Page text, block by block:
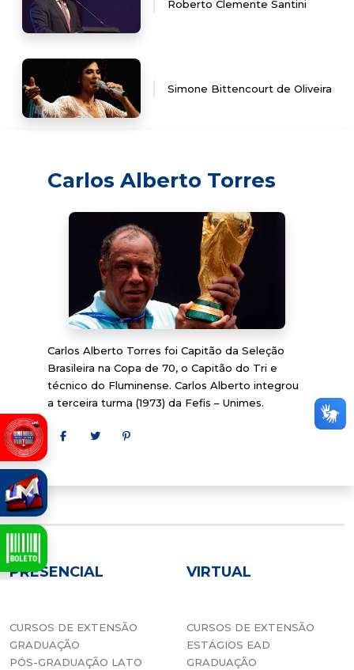
Roberto Clemente Santini
Simone Bittencourt de Oliveira
Carlos Alberto Torres
Carlos Alberto Torres foi Capitão da Seleção
Brasileira na Copa de 70, o Capitão do Tri e
técnico do Fluminense. Carlos Alberto integrou
a terceira turma (1973) da Fefis – Unimes.
Nascimento
PRESENCIAL
CURSOS DE EXTENSÃO
GRADUAÇÃO
PÓS-GRADUAÇÃO LATO
VIRTUAL
CURSOS DE EXTENSÃO
ESTÁGIOS EAD
GRADUAÇÃO